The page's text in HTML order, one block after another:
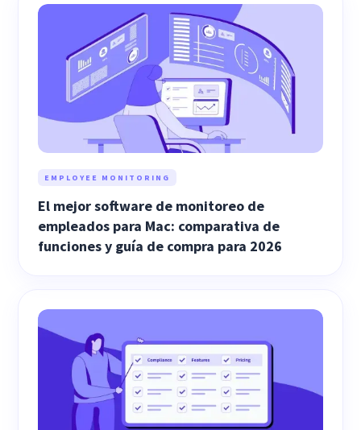
EMPLOYEE MONITORING
El mejor software de monitoreo de
empleados para Mac: comparativa de
funciones y guía de compra para 2026